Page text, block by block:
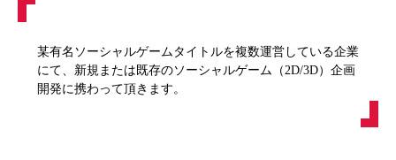
某有名ソーシャルゲームタイトルを複数運営している企業
にて、新規または既存のソーシャルゲーム（2D/3D）企画
開発に携わって頂きます。